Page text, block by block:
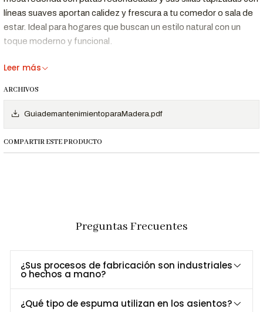
líneas suaves aportan calidez y frescura a tu comedor o sala de
estar. Ideal para hogares que buscan un estilo natural con un
toque moderno y funcional.
Fresco
tapiz suave que aporta calidez visual.
Espacios
Su mesa redonda de 105 cm es ideal para
optimizar espacios sin perder estilo.
EspecificaciónDetalle
largo: 45 cm / ancho: 45 cm / alto: 80 cm
Leer más
ARCHIVOS
GuiademantenimientoparaMadera.pdf
COMPARTIR ESTE PRODUCTO
Preguntas Frecuentes
¿Sus procesos de fabricación son industriales
o hechos a mano?
¿Qué tipo de espuma utilizan en los asientos?